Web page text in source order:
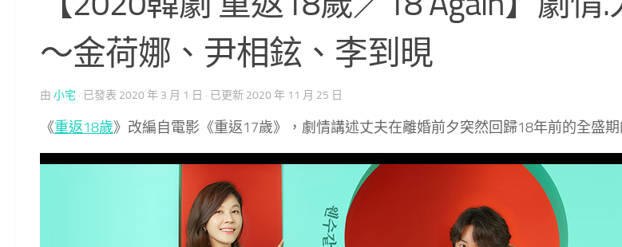
～金荷娜、尹相鉉、李到晛
由 小宅 · 已發表 2020 年 3 月 1 日 · 已更新 2020 年 11 月 25 日
《重返18歲》改編自電影《重返17歲》，劇情講述丈夫在離婚前夕突然回歸18年前的全盛期